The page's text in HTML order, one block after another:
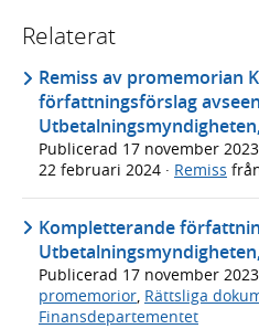
Relaterat
Remiss av promemorian
författningsförslag
Publicerad 17 november 2023
22 februari 2024 · Remiss
Kompletterande
Publicerad 17 november 2023
promemorior, Rättsliga
Finansdepartementet